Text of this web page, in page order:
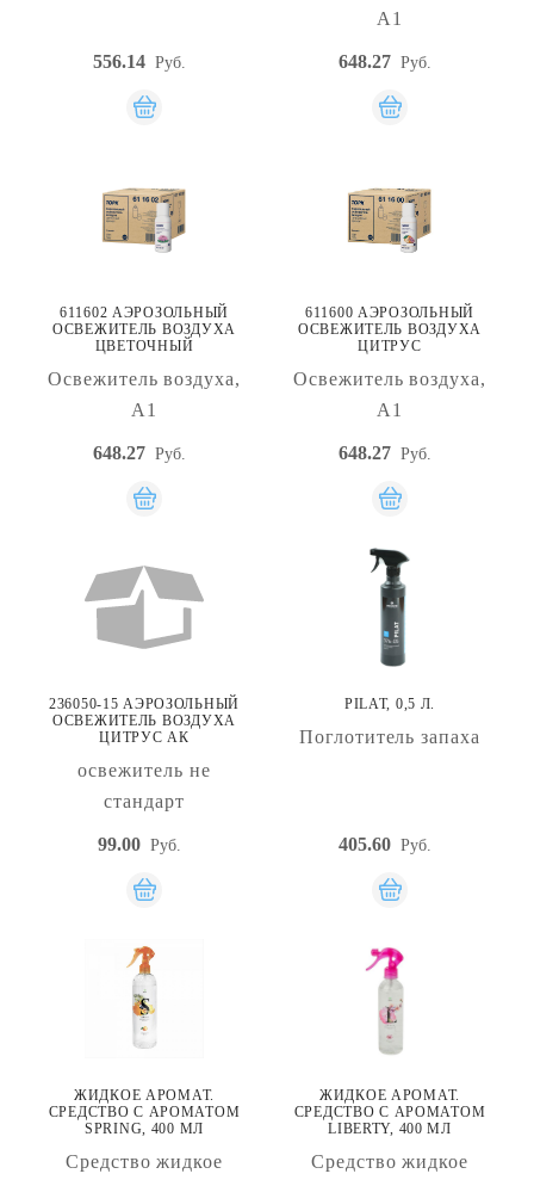
556.14 Руб.
А1
648.27 Руб.
611602 АЭРОЗОЛЬНЫЙ
ОСВЕЖИТЕЛЬ ВОЗДУХА
ЦВЕТОЧНЫЙ
Освежитель воздуха,
А1
648.27 Руб.
611600 АЭРОЗОЛЬНЫЙ
ОСВЕЖИТЕЛЬ ВОЗДУХА
ЦИТРУС
Освежитель воздуха,
А1
648.27 Руб.
236050-15 АЭРОЗОЛЬНЫЙ
ОСВЕЖИТЕЛЬ ВОЗДУХА
ЦИТРУС АК
освежитель не
стандарт
99.00 Руб.
PILAT, 0,5 Л.
Поглотитель запаха
405.60 Руб.
ЖИДКОЕ АРОМАТ.
СРЕДСТВО С АРОМАТОМ
SPRING, 400 МЛ
Средство жидкое
ЖИДКОЕ АРОМАТ.
СРЕДСТВО С АРОМАТОМ
LIBERTY, 400 МЛ
Средство жидкое